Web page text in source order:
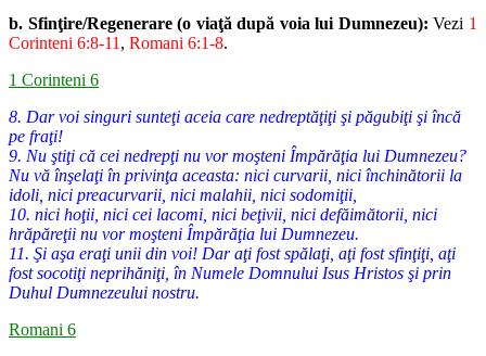
b. Sfinţire/Regenerare (o viaţă după voia lui Dumnezeu): Vezi 1
Corinteni 6:8-11 , Romani 6:1-8.
1 Corinteni 6
8. Dar voi singuri sunteţi aceia care nedreptăţiţi şi păgubiţi şi încă
pe fraţi!
9. Nu ştiţi că cei nedrepţi nu vor moşteni Împărăţia lui Dumnezeu?
Nu vă înşelaţi în privinţa aceasta: nici curvarii, nici închinătorii la
idoli, nici preacurvarii, nici malahii, nici sodomiţii,
10. nici hoţii, nici cei lacomi, nici beţivii, nici defăimătorii, nici
hrăpăreţii nu vor moşteni Împărăţia lui Dumnezeu.
11. Şi aşa eraţi unii din voi! Dar aţi fost spălaţi, aţi fost sfinţiţi, aţi
fost socotiţi neprihăniţi, în Numele Domnului Isus Hristos şi prin
Duhul Dumnezeului nostru.
Romani 6